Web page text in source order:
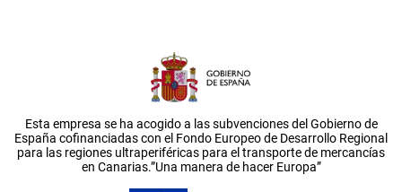
Esta empresa se ha acogido a las subvenciones del Gobierno de
España cofinanciadas con el Fondo Europeo de Desarrollo Regional
para las regiones ultraperiféricas para el transporte de mercancías
en Canarias.”Una manera de hacer Europa”